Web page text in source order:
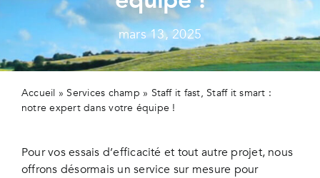
mars 13, 2025
Accueil » Services champ » Staff it fast, Staff it smart :
notre expert dans votre équipe !
Pour vos essais d’efficacité et tout autre projet, nous
offrons désormais un service sur mesure pour